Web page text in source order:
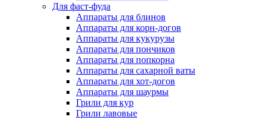
Для фаст-фуда
Аппараты для блинов
Аппараты для корн-догов
Аппараты для кукурузы
Аппараты для пончиков
Аппараты для попкорна
Аппараты для сахарной ваты
Аппараты для хот-догов
Аппараты для шаурмы
Грили для кур
Грили лавовые